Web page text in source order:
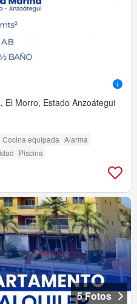
El Morro, Estado Anzoátegui
Cocina equipada Alarma
Piscina
5 Fotos